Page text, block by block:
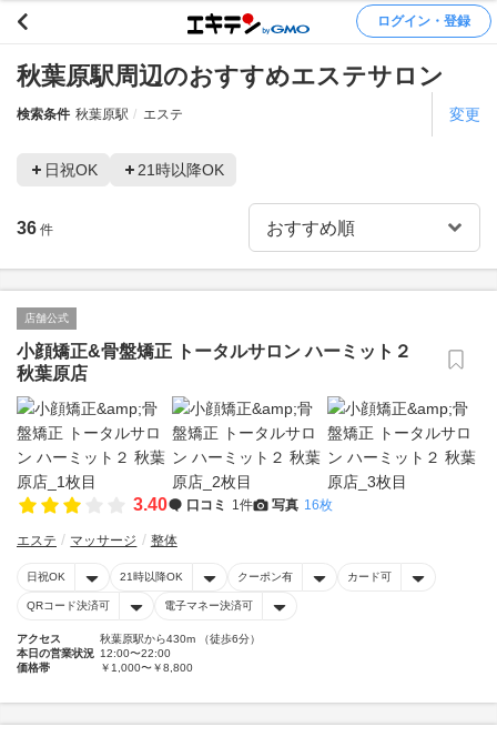
ログイン・登録
秋葉原駅周辺のおすすめエステサロン
検索条件 秋葉原駅 エステ 変更
日祝OK 21時以降OK
36 件
店舗公式
小顔矯正&骨盤矯正 トータルサロン ハーミット２
秋葉原店
3.40 口コミ 1件 写真 16枚
エステ マッサージ 整体
日祝OK 21時以降OK クーポン有 カード可
QRコード決済可 電子マネー決済可
アクセス
秋葉原駅から430m （徒歩6分）
本日の営業状況 12:00〜22:00
価格帯
￥1,000〜￥8,800